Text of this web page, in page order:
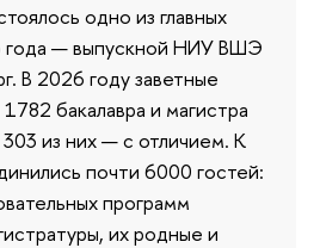
одно из главных
года — выпускной НИУ ВШЭ
В 2026 году заветные
бакалавра и магистра
из них — с отличием. К
почти 6000 гостей:
программ
их родные и